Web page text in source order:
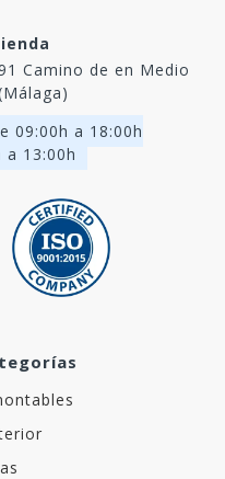
Camino de en Medio
09:00h a 18:00h
a 13:00h